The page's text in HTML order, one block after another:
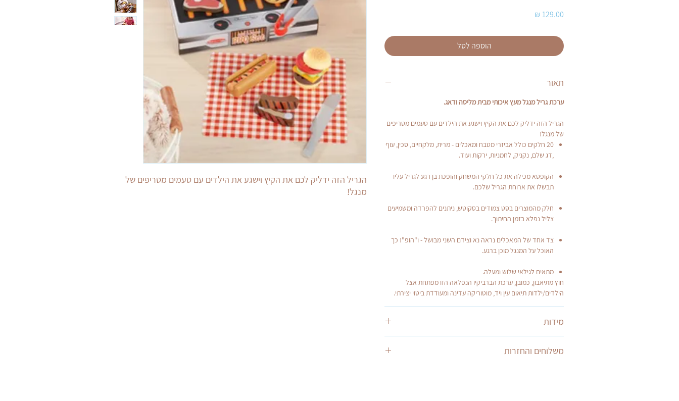
הגריל הזה ידליק לכם את הקיץ וישגע את הילדים עם טעמים מטריפים של
מנגל!
הוספה לסל
תאור
ערכת גריל מנגל מעץ איכותי מבית מליסה ודאג.
הגריל הזה ידליק לכם את הקיץ וישגע את הילדים עם טעמים מטריפים
של מנגל!
20 חלקים כולל אביזרי מטבח ומאכלים - מרית, מלקחיים, סכין, עוף
,דג שלם, נקניק, לחמניות, ירקות ועוד.
הקופסא מכילה את כל חלקי המשחק והופכת בן רגע לגריל עליו
תבשלו את ארוחת הגריל שלכם.
חלק מהמוצרים בסט צמודים בסקוטש, ניתנים להפרדה ומשמיעים
צליל נפלא בזמן החיתוך.
צד אחד של המאכלים נראה נא וצידם השני מבושל - ו"הופ"! כך
האוכל על המנגל מוכן ברגע.
מתאים לגילאי שלוש ומעלה.
חוץ מתיאבון, כמובן, ערכת הברביקיו הנפלאה הזו מפתחת אצל
הילדים/ילדות תיאום עין ויד, מוטוריקה עדינה ומעודדת ביטוי יצירתי.
מידות
משלוחים והחזרות